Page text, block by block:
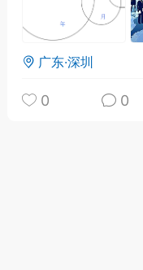
0
如
【
谷
下
广东·深圳
0 0